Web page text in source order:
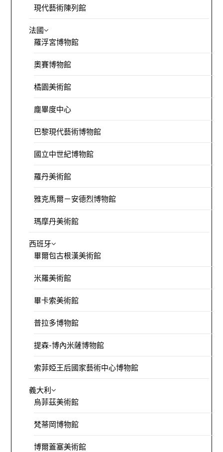
現代藝術陳列館
法國
羅浮宮博物館
奧賽博物館
橘園美術館
龐畢度中心
巴黎現代藝術博物館
國立中世紀博物館
羅丹美術館
雅克馬爾－安德烈博物館
瑪摩丹美術館
西班牙
畢爾包古根漢美術館
米羅美術館
畢卡索美術館
普拉多博物館
提森-博內米薩博物館
索菲婭王后國家藝術中心博物館
義大利
烏菲茲美術館
梵蒂岡博物館
博爾蓋塞美術館